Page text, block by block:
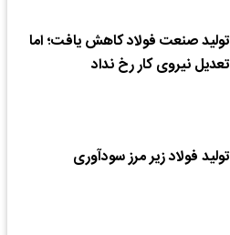
تولید صنعت فولاد کاهش یافت؛ اما
تعدیل نیروی کار رخ نداد
تولید فولاد زیر مرز سودآوری